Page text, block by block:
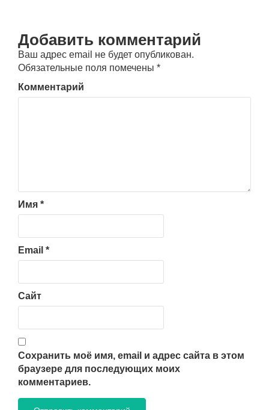
Добавить комментарий
Ваш адрес email не будет опубликован.
Обязательные поля помечены *
Комментарий
Имя *
Email *
Сайт
Сохранить моё имя, email и адрес сайта в этом
браузере для последующих моих
комментариев.